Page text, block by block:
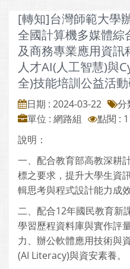
[轉知]台灣師範大學
全國計算機多媒體綜
及商務專業應用資訊
人才AI(人工智慧)與
全)技能培訓公益活動
日期 : 2024-03-22
分
單位 : 網路組
點閱 :
說明：
一、配合教育部高教深耕
標之要求，提升大學生資
輯思考與程式設計能力成
二、配合12年國民教育新
學習歷程資料庫與實作評
力、辦公軟體應用技術與
(AI Literacy)與資安素養。